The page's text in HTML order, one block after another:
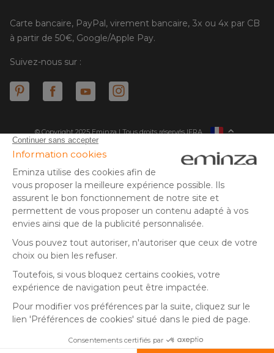
Carte bancaire, PayPal, virement bancaire, 3x ou 4x par CB
à partir de 50€, Google/Apple Pay.
Suivez-nous sur :
© Copyright 2025 Eminza | Tous droits réservés |
ESPAÑA
NEDERLAND
SUISSE
DANMARK
FRA
* Vous disposez de 30 jours (à compter de la réception ou du
retrait de votre colis) pour effectuer un retour de produits et
** Expédition le jour même pour toute commande passée avant